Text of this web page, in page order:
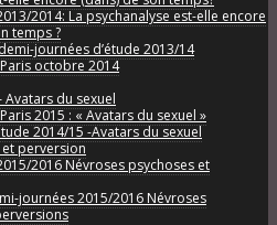
2014: La psychanalyse est-elle encore
temps ?
journées d’étude 2013/14
octobre 2014
Avatars du sexuel
2015 : « Avatars du sexuel »
2014/15 -Avatars du sexuel
perversion
2016 Névroses psychoses et
journées 2015/2016 Névroses